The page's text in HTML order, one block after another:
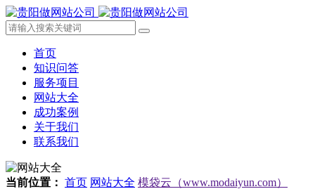
首页
知识问答
服务项目
网站大全
成功案例
关于我们
联系我们
当前位置： 首页 网站大全 模袋云（www.modaiyun.com）